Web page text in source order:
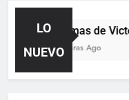
LO
NUEVO
Poemas de
19 Horas Ago